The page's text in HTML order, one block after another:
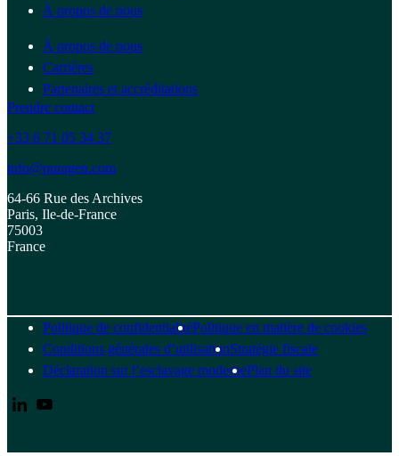
À propos de nous
À propos de nous
Carrières
Partenaires et accréditations
Prendre contact
+33 6 71 05 34 37
info@puragen.com
64-66 Rue des Archives
Paris, Ile-de-France
75003
France
Politique de confidentialitéPolitique en matière de cookies
Conditions générales d’utilisationStratégie fiscale
Déclaration sur l’esclavage modernePlan du site